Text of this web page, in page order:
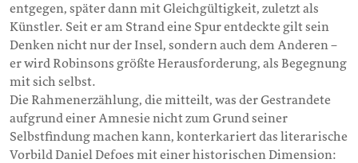
entgegen, später dann mit Gleichgültigkeit, zuletzt als
Künstler. Seit er am Strand eine Spur entdeckte gilt sein
Denken nicht nur der Insel, sondern auch dem Anderen –
er wird Robinsons größte Herausforderung, als Begegnung
mit sich selbst.
Die Rahmenerzählung, die mitteilt, was der Gestrandete
aufgrund einer Amnesie nicht zum Grund seiner
Selbstfindung machen kann, konterkariert das literarische
Vorbild Daniel Defoes mit einer historischen Dimension: